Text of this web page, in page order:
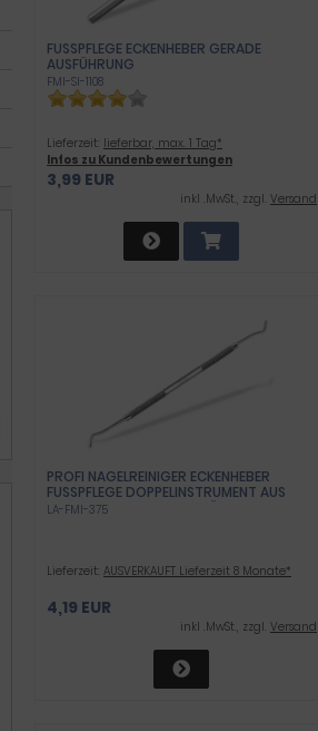
FUSSPFLEGE ECKENHEBER GERADE A
USFÜHRUNG
FMI-SI-1108
Lieferzeit: lieferbar, max. 1 Tag*
Infos zu Kundenbewertungen
3,99 EUR
inkl .MwSt., zzgl. Versand
PROFI NAGELREINIGER ECKENHEBER
FUSSPFLEGE DOPPELINSTRUMENT AUS R
OSTFREIEM EDELSTAHL FÜR NAGELECKEN A
LA-FMI-375
Lieferzeit: AUSVERKAUFT Lieferzeit 8 Monate*
4,19 EUR
inkl .MwSt., zzgl. Versand